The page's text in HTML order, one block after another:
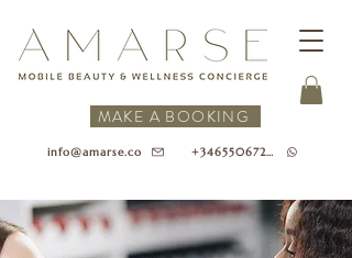
info@amarse.co +34655067218
MAKE A BOOKING